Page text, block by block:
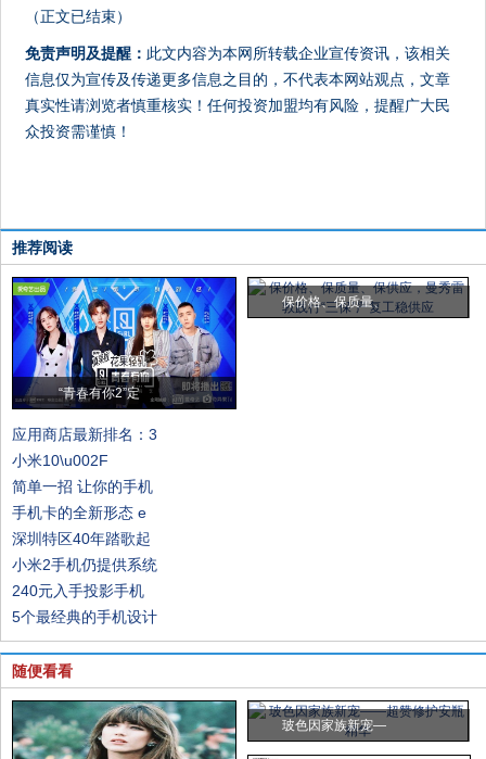
（正文已结束）
免责声明及提醒： 此文内容为本网所转载企业宣传资讯，该相关
信息仅为宣传及传递更多信息之目的，不代表本网站观点，文章
真实性请浏览者慎重核实！任何投资加盟均有风险，提醒广大民
众投资需谨慎！
推荐阅读
“青春有你2”定
保价格、保质量、
应用商店最新排名：3
小米10\u002F
简单一招 让你的手机
手机卡的全新形态 e
深圳特区40年踏歌起
小米2手机仍提供系统
240元入手投影手机
5个最经典的手机设计
随便看看
玻色因家族新宠—